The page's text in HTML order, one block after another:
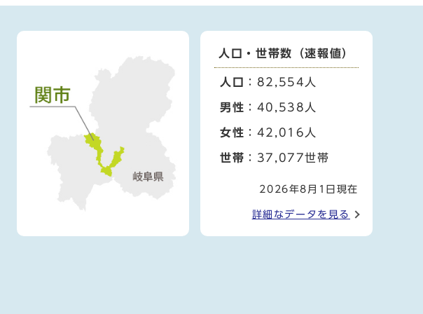
人口・世帯数（速報値）
人口 ：82,554人
男性 ：40,538人
女性 ：42,016人
世帯 ：37,077世帯
2026年8月1日現在
詳細なデータを見る